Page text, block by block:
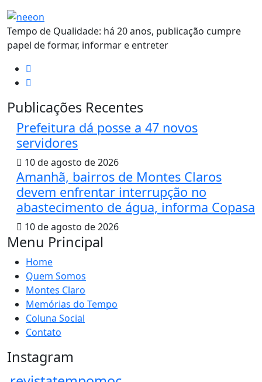
Tempo de Qualidade: há 20 anos, publicação cumpre
papel de formar, informar e entreter
Publicações Recentes
Prefeitura dá posse a 47 novos
servidores
10 de agosto de 2026
Amanhã, bairros de Montes Claros
devem enfrentar interrupção no
abastecimento de água, informa Copasa
10 de agosto de 2026
Menu Principal
Home
Quem Somos
Montes Claro
Memórias do Tempo
Coluna Social
Contato
Instagram